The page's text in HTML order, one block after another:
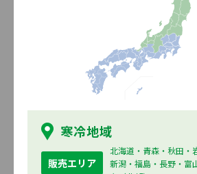
寒冷地域
販売エリア
北海道・青森・秋田・
新潟・福島・長野・富
センターサイデ
ズ（新色追加）
FB型 スプレッジ
フィーボーダー
外壁材
ドールシリーズI
様）
外壁材
モエンエクセラ
（マイクロガー